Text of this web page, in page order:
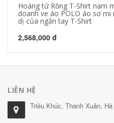
Hoàng tử Rồng T-Shirt nam
doanh ve áo POLO áo sơ
dị của ngắn tay T-Shirt
2,568,000 đ
LIÊN HỆ
Triều Khúc, Thanh Xuân, Hà